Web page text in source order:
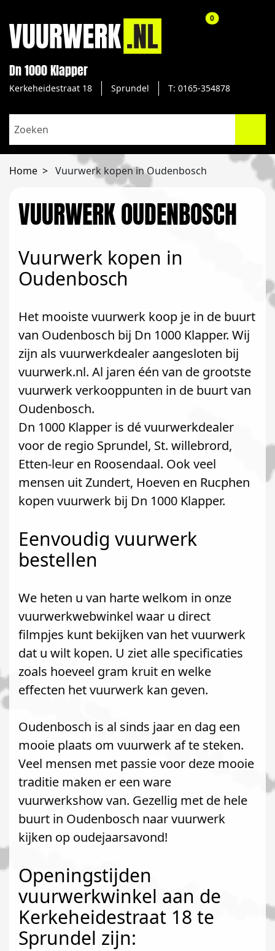
Dn 1000 Klapper
Kerkeheidestraat 18 Sprundel T: 0165-354878
0aantal
Home Vuurwerk kopen in Oudenbosch
VUURWERK OUDENBOSCH
Vuurwerk kopen in
Oudenbosch
Het mooiste vuurwerk koop je in de buurt
van Oudenbosch bij Dn 1000 Klapper. Wij
zijn als vuurwerkdealer aangesloten bij
vuurwerk.nl. Al jaren één van de grootste
vuurwerk verkooppunten in de buurt van
Oudenbosch.
Dn 1000 Klapper is dé vuurwerkdealer
voor de regio Sprundel, St. willebrord,
Etten-leur en Roosendaal. Ook veel
mensen uit Zundert, Hoeven en Rucphen
kopen vuurwerk bij Dn 1000 Klapper.
Eenvoudig vuurwerk
bestellen
We heten u van harte welkom in onze
vuurwerkwebwinkel waar u direct
filmpjes kunt bekijken van het vuurwerk
dat u wilt kopen. U ziet alle specificaties
zoals hoeveel gram kruit en welke
effecten het vuurwerk kan geven.
Oudenbosch is al sinds jaar en dag een
mooie plaats om vuurwerk af te steken.
Veel mensen met passie voor deze mooie
traditie maken er een ware
vuurwerkshow van. Gezellig met de hele
buurt in Oudenbosch naar vuurwerk
kijken op oudejaarsavond!
Openingstijden
vuurwerkwinkel aan de
Kerkeheidestraat 18 te
Sprundel zijn: